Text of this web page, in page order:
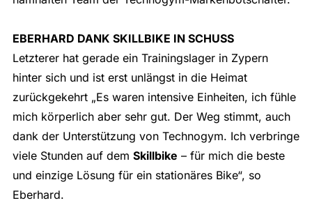
EBERHARD DANK SKILLBIKE IN SCHUSS
Letzterer hat gerade ein Trainingslager in Zypern
hinter sich und ist erst unlängst in die Heimat
zurückgekehrt „Es waren intensive Einheiten, ich fühle
mich körperlich aber sehr gut. Der Weg stimmt, auch
dank der Unterstützung von Technogym. Ich verbringe
viele Stunden auf dem Skillbike – für mich die beste
und einzige Lösung für ein stationäres Bike“, so
Eberhard.